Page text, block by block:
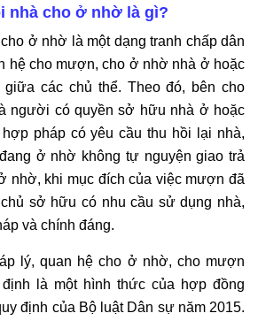
nhà cho ở nhờ là gì?
ở nhờ là một dạng tranh chấp dân
hệ cho mượn, cho ở nhờ nhà ở hoặc
các chủ thể. Theo đó, bên cho
người có quyền sở hữu nhà ở hoặc
pháp có yêu cầu thu hồi lại nhà,
ở nhờ không tự nguyện giao trả
nhờ, khi mục đích của việc mượn đã
sở hữu có nhu cầu sử dụng nhà,
và chính đáng.
lý, quan hệ cho ở nhờ, cho mượn
là một hình thức của hợp đồng
định của Bộ luật Dân sự năm 2015.